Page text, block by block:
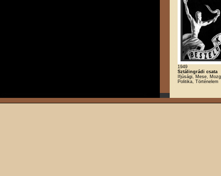
1949
Sztálingrádi csata
Ifjúsági, Mese,
Politika, Történelem